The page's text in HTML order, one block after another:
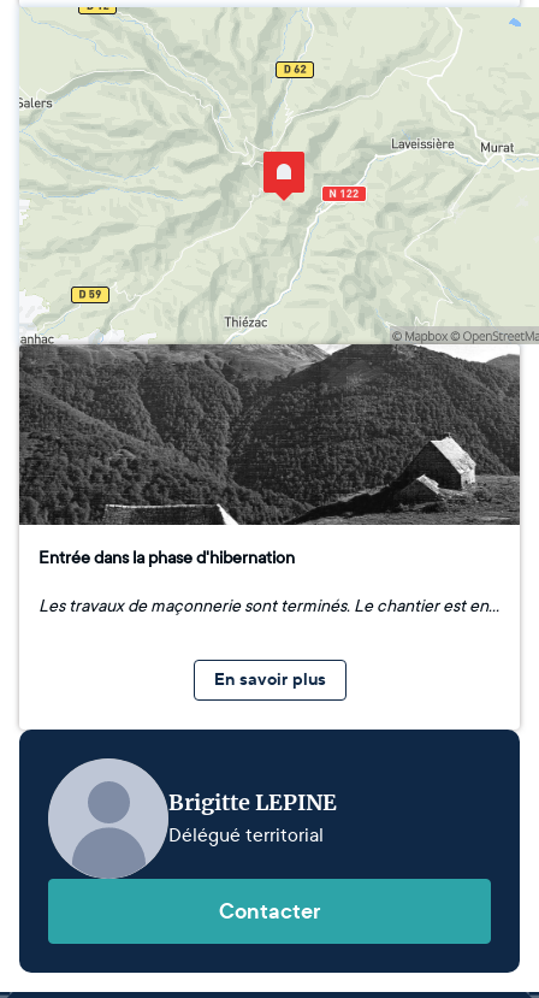
Entrée dans la phase d'hibernation
Les travaux de maçonnerie sont terminés. Le chantier est en pause pour cause de météo et reprendra au printemps. Voici quelques photos des travaux effectués : thumbnail_image1.jpg thumbnail_image3.jpg thumbnail_image2.jpg
En savoir plus
Brigitte LEPINE
Délégué territorial
Contacter